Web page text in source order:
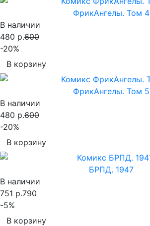
ФрикАнгелы. Том 4
В наличии
480 р.600
-20%
В корзину
ФрикАнгелы. Том 5
В наличии
480 р.600
-20%
В корзину
БРПД. 1947
В наличии
751 р.790
-5%
В корзину